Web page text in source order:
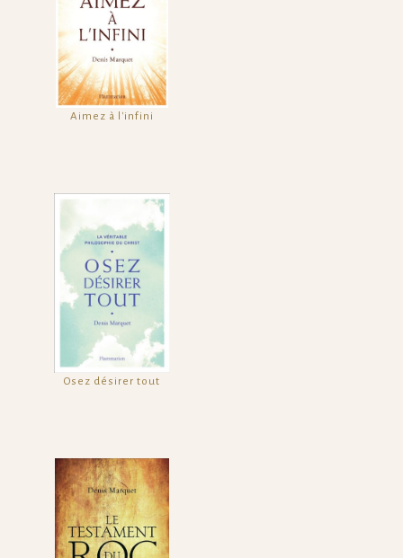
Aimez à l'infini
Osez désirer tout